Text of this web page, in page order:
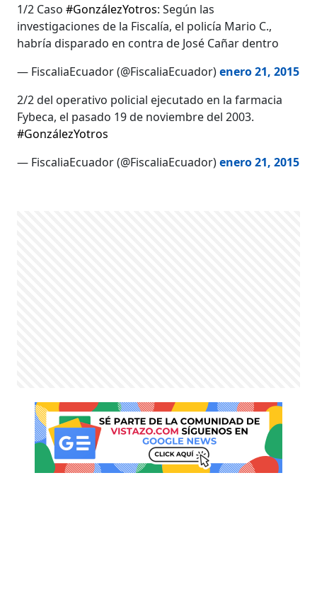
1/2 Caso#GonzálezYotros: Según las
investigaciones de la Fiscalía, el policía Mario C.,
habría disparado en contra de José Cañar dentro
— FiscaliaEcuador (@FiscaliaEcuador)enero 21, 2015
2/2 del operativo policial ejecutado en la farmacia
Fybeca, el pasado 19 de noviembre del 2003.
#GonzálezYotros
— FiscaliaEcuador (@FiscaliaEcuador)enero 21, 2015